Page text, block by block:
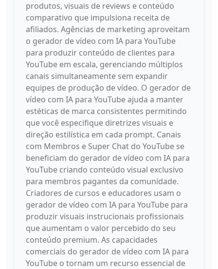
produtos, visuais de reviews e conteúdo
comparativo que impulsiona receita de
afiliados. Agências de marketing aproveitam
o gerador de vídeo com IA para YouTube
para produzir conteúdo de clientes para
YouTube em escala, gerenciando múltiplos
canais simultaneamente sem expandir
equipes de produção de vídeo. O gerador de
vídeo com IA para YouTube ajuda a manter
estéticas de marca consistentes permitindo
que você especifique diretrizes visuais e
direção estilística em cada prompt. Canais
com Membros e Super Chat do YouTube se
beneficiam do gerador de vídeo com IA para
YouTube criando conteúdo visual exclusivo
para membros pagantes da comunidade.
Criadores de cursos e educadores usam o
gerador de vídeo com IA para YouTube para
produzir visuais instrucionais profissionais
que aumentam o valor percebido do seu
conteúdo premium. As capacidades
comerciais do gerador de vídeo com IA para
YouTube o tornam um recurso essencial de